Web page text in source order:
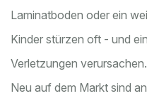
Laminatboden oder ein
Kinder stürzen oft - und
Verletzungen verursachen.
Neu auf dem Markt sind